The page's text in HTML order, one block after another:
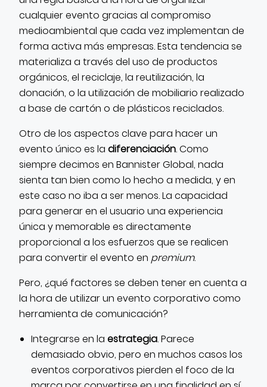
cualquier evento gracias al compromiso
medioambiental que cada vez implementan de
forma activa más empresas. Esta tendencia se
materializa a través del uso de productos
orgánicos, el reciclaje, la reutilización, la
donación, o la utilización de mobiliario realizado
a base de cartón o de plásticos reciclados.
Otro de los aspectos clave para hacer un
evento único es la diferenciación. Como
siempre decimos en Bannister Global, nada
sienta tan bien como lo hecho a medida, y en
este caso no iba a ser menos. La capacidad
para generar en el usuario una experiencia
única y memorable es directamente
proporcional a los esfuerzos que se realicen
para convertir el evento en premium.
Pero, ¿qué factores se deben tener en cuenta a
la hora de utilizar un evento corporativo como
herramienta de comunicación?
Integrarse en la estrategia. Parece
demasiado obvio, pero en muchos casos los
eventos corporativos pierden el foco de la